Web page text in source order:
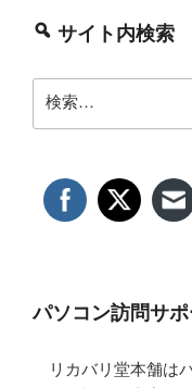
サイト内検索
索:
パソコン訪問サポ
リカバリ堂本舗は